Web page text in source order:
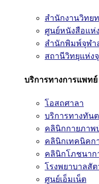
สำนักงานวิทย
ศูนย์หนังสือแห่
สำนักพิมพ์จุฬา
สถานีวิทยุแห่ง
บริการทางการแพทย์
โอสถศาลา
บริการทางทัน
คลินิกกายภาพ
คลินิกเทคนิคก
คลินิกโภชนาก
โรงพยาบาลสัต
ศูนย์เอ็มเน็ต